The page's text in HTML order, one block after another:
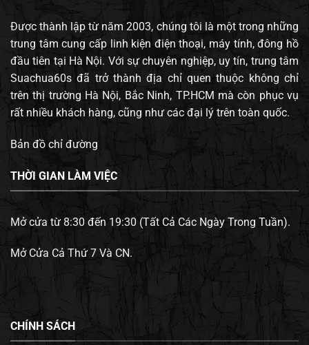
Được thành lập từ năm 2003, chúng tôi là một trong những
trung tâm cung cấp linh kiện điện thoại, máy tính, đông hồ
đầu tiên tại Hà Nội. Với sự chuyên nghiệp, uy tín, trung tâm
Suachua60s đã trở thành địa chỉ quen thuộc không chỉ
trên thị trường Hà Nội, Bắc Ninh, TP.HCM mà còn phục vụ
rất nhiều khách hàng, cũng như các đại lý trên toàn quốc.
Bản đồ chỉ đường
THỜI GIAN LÀM VIỆC
Mở cửa từ 8:30 đến 19:30 (Tất Cả Các Ngày Trong Tuần).
Mở Cửa Cả Thứ 7 Và CN.
CHÍNH SÁCH